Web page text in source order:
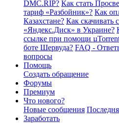
DMC.RIP? Как стать
тариф «Разбойник»? Как
Казахстане? Как скачивать
«Яндекс.Диск» в Украине?
ссылке при помощи
боте Шервуда? FAQ -
вопросы
Помощь
Создать обращение
Форумы
Премиум
Что нового?
Новые сообщения
Заработать